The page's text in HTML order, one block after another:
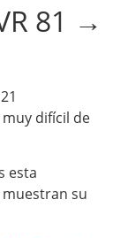
81 →
muy difícil de
esta
muestran su